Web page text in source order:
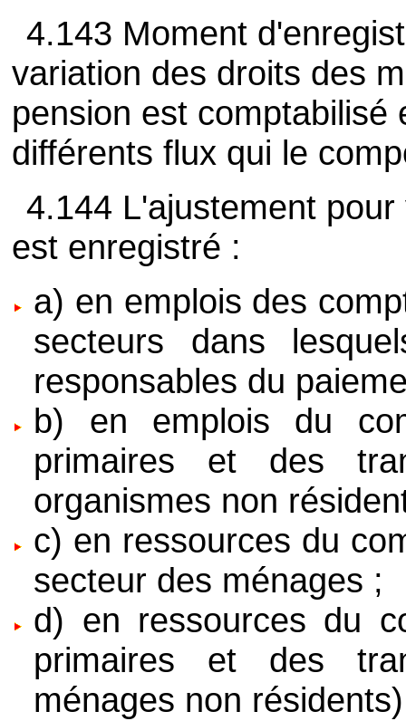
4.143 Moment
variation des droits des
pension est
différents flux qui le
4.144 L'ajustement
est enregistré :
a) en emplois des
secteurs dans
responsables du
b) en emplois du
primaires et des
organismes non
c) en ressources du
secteur des ménages ;
d) en ressources du
primaires et des
ménages non